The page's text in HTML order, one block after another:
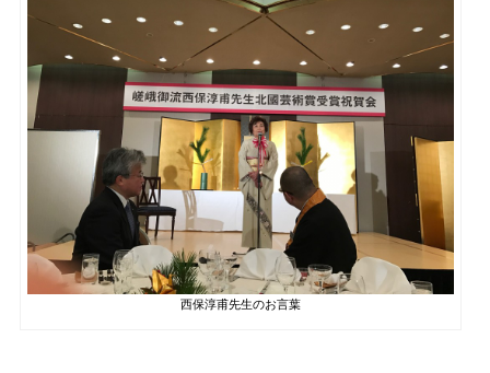
西保淳甫先生のお言葉